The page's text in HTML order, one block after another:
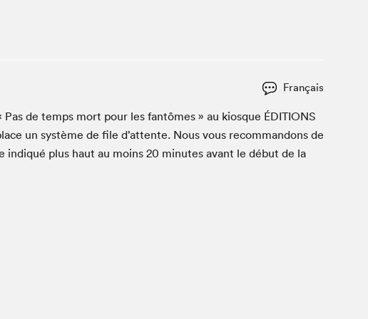
Le Salon dans ta classe
Liseur Public
Matinées scolaires Hydro-Québec
Français
de temps mort pour les fan­tômes » au kiosque ÉDI­TIONS
un sys­tème de file d’at­tente. Nous vous recom­man­dons de
indiqué plus haut au moins 20 min­utes avant le début de la